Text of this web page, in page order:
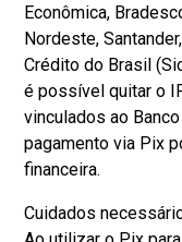
Econômica,
Nordeste,
Crédito do Brasil
é possível quitar o
vinculados ao
pagamento via Pix
financeira.
Cuidados